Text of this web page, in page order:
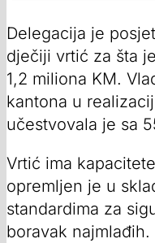
Delegacija je
dječiji vrtić za šta
1,2 miliona KM.
kantona u
učestvovala je sa
Vrtić ima
opremljen je u
standardima za
boravak